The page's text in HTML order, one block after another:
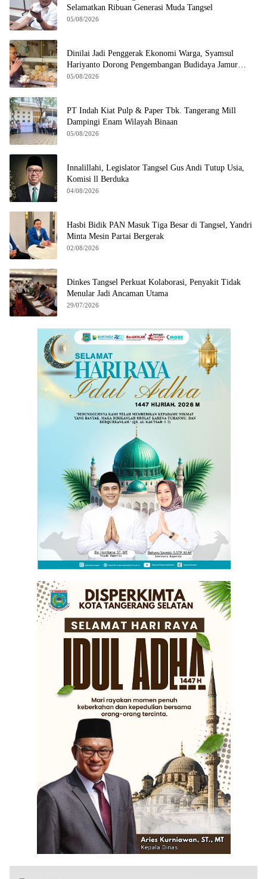
Selamatkan Ribuan Generasi Muda Tangsel
05/08/2026
Dinilai Jadi Penggerak Ekonomi Warga, Syamsul
Hariyanto Dorong Pengembangan Budidaya Jamur
Crispy di Serpong
05/08/2026
PT Indah Kiat Pulp & Paper Tbk. Tangerang Mill
Dampingi Enam Wilayah Binaan
05/08/2026
Innalillahi, Legislator Tangsel Gus Andi Tutup Usia,
Komisi ll Berduka
04/08/2026
Hasbi Bidik PAN Masuk Tiga Besar di Tangsel, Yandri
Minta Mesin Partai Bergerak
02/08/2026
Dinkes Tangsel Perkuat Kolaborasi, Penyakit Tidak
Menular Jadi Ancaman Utama
29/07/2026